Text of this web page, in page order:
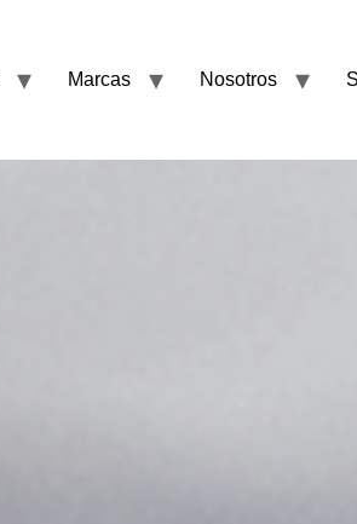
Marcas Nosotros